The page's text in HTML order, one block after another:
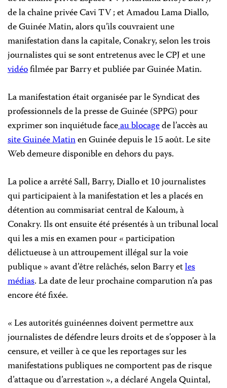
de la chaîne privée Cavi TV ; et Amadou Lama Diallo,
de Guinée Matin, alors qu’ils couvraient une
manifestation dans la capitale, Conakry, selon les trois
journalistes qui se sont entretenus avec le CPJ et une
vidéofilmée par Barry et publiée par Guinée Matin.
La manifestation était organisée par le Syndicat des
professionnels de la presse de Guinée (SPPG) pour
exprimer son inquiétude faceau blocagede l’accès au
site Guinée Matinen Guinée depuis le 15 août. Le site
Web demeure disponible en dehors du pays.
La police a arrêté Sall, Barry, Diallo et 10 journalistes
qui participaient à la manifestation et les a placés en
détention au commisariat central de Kaloum, à
Conakry. Ils ont ensuite été présentés à un tribunal local
qui les a mis en examen pour « participation
délictueuse à un attroupement illégal sur la voie
publique » avant d’être relâchés, selon Barry etles
médias. La date de leur prochaine comparution n’a pas
encore été fixée.
« Les autorités guinéennes doivent permettre aux
journalistes de défendre leurs droits et de s’opposer à la
censure, et veiller à ce que les reportages sur les
manifestations publiques ne comportent pas de risque
d’attaque ou d’arrestation », a déclaré Angela Quintal,